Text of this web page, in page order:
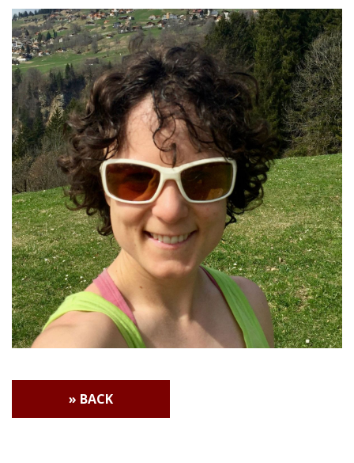
» BACK